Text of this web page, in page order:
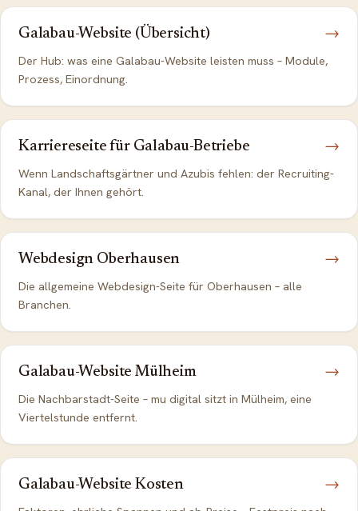
Galabau-Website (Übersicht)
→
Der Hub: was eine Galabau-Website leisten muss – Module,
Prozess, Einordnung.
Karriereseite für Galabau-Betriebe
→
Wenn Landschaftsgärtner und Azubis fehlen: der Recruiting-
Kanal, der Ihnen gehört.
Webdesign Oberhausen
→
Die allgemeine Webdesign-Seite für Oberhausen – alle
Branchen.
Galabau-Website Mülheim
→
Die Nachbarstadt-Seite – mu digital sitzt in Mülheim, eine
Viertelstunde entfernt.
Galabau-Website Kosten
→